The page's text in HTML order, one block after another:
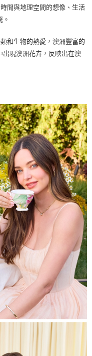
間與地理空間的想像、生活
和生物的熱愛，澳洲豐富的
出現澳洲花卉，反映出在澳